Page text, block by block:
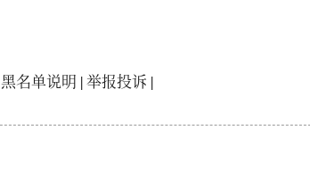
黑名单说明 |举报投诉 |